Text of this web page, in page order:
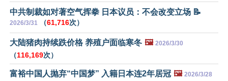
中共制裁如对著空气挥拳 日本议员：不会改变立场 📝
2026/3/31 （61,716次）
大陆猪肉持续跌价格 养殖户面临寒冬 🖼️ 2026/3/30
（116,169次）
富裕中国人抛弃“中国梦” 入籍日本连2年居冠 🖼️ 2026/3/28